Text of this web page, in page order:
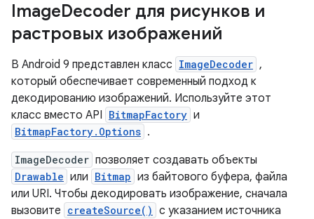
ImageDecoder для рисунков и
растровых изображений
В Android 9 представлен класс ImageDecoder ,
который обеспечивает современный подход к
декодированию изображений. Используйте этот
класс вместо API BitmapFactory и
BitmapFactory.Options .
ImageDecoder позволяет создавать объекты
Drawable или Bitmap из байтового буфера, файла
или URI. Чтобы декодировать изображение, сначала
вызовите createSource() с указанием источника